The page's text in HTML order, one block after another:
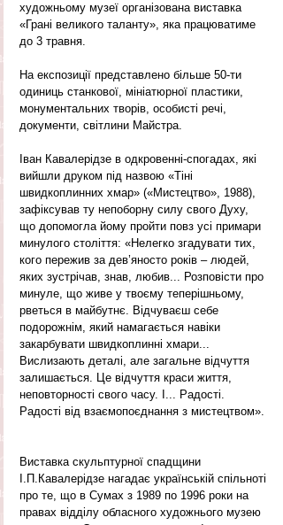
художньому музеї організована виставка
«Грані великого таланту», яка працюватиме
до 3 травня.
На експозиції представлено більше 50-ти
одиниць станкової, мініатюрної пластики,
монументальних творів, особисті речі,
документи, світлини Майстра.
Іван Кавалерідзе в одкровенні-спогадах, які
вийшли друком під назвою «Тіні
швидкоплинних хмар» («Мистецтво», 1988),
зафіксував ту непоборну силу свого Духу,
що допомогла йому пройти повз усі примари
минулого століття: «Нелегко згадувати тих,
кого пережив за дев’яносто років – людей,
яких зустрічав, знав, любив... Розповісти про
минуле, що живе у твоєму теперішньому,
рветься в майбутнє. Відчуваєш себе
подорожнім, який намагається навіки
закарбувати швидкоплинні хмари...
Вислизають деталі, але загальне відчуття
залишається. Це відчуття краси життя,
неповторності свого часу. І... Радості.
Радості від взаємопоєднання з мистецтвом».
Виставка скульптурної спадщини
І.П.Кавалерідзе нагадає українській спільноті
про те, що в Сумах з 1989 по 1996 роки на
правах відділу обласного художнього музею